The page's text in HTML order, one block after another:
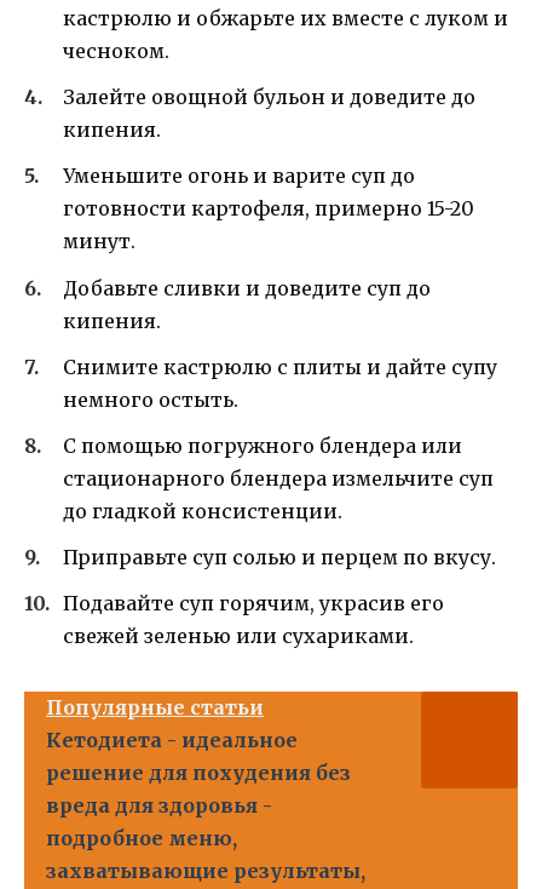
кастрюлю и обжарьте их вместе с луком и
чесноком.
Залейте овощной бульон и доведите до
кипения.
Уменьшите огонь и варите суп до
готовности картофеля, примерно 15-20
минут.
Добавьте сливки и доведите суп до
кипения.
Снимите кастрюлю с плиты и дайте супу
немного остыть.
С помощью погружного блендера или
стационарного блендера измельчите суп
до гладкой консистенции.
Приправьте суп солью и перцем по вкусу.
Подавайте суп горячим, украсив его
свежей зеленью или сухариками.
Популярные статьи
Кетодиета - идеальное
решение для похудения без
вреда для здоровья -
подробное меню,
захватывающие результаты,